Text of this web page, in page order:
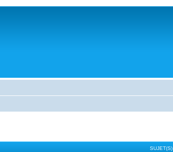
SUJET(S)